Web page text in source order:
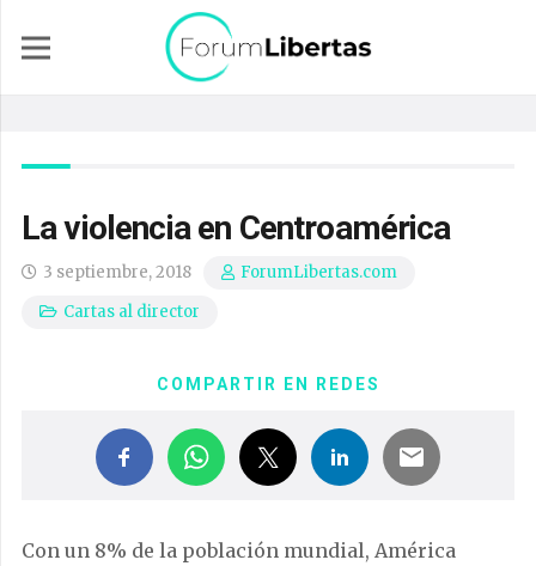
La violencia en Centroamérica
3 septiembre, 2018
ForumLibertas.com
Cartas al director
COMPARTIR EN REDES
Con un 8% de la población mundial, América